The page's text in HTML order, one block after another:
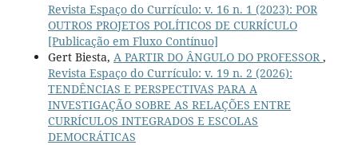
Revista Espaço do Currículo: v. 16 n. 1 (2023): POR
OUTROS PROJETOS POLÍTICOS DE CURRÍCULO
[Publicação em Fluxo Contínuo]
Gert Biesta, A PARTIR DO ÂNGULO DO PROFESSOR ,
Revista Espaço do Currículo: v. 19 n. 2 (2026):
TENDÊNCIAS E PERSPECTIVAS PARA A
INVESTIGAÇÃO SOBRE AS RELAÇÕES ENTRE
CURRÍCULOS INTEGRADOS E ESCOLAS
DEMOCRÁTICAS